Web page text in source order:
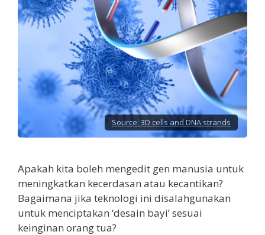
Source: 3D cells and DNA strands
Apakah kita boleh mengedit gen manusia untuk
meningkatkan kecerdasan atau kecantikan?
Bagaimana jika teknologi ini disalahgunakan
untuk menciptakan ‘desain bayi’ sesuai
keinginan orang tua?